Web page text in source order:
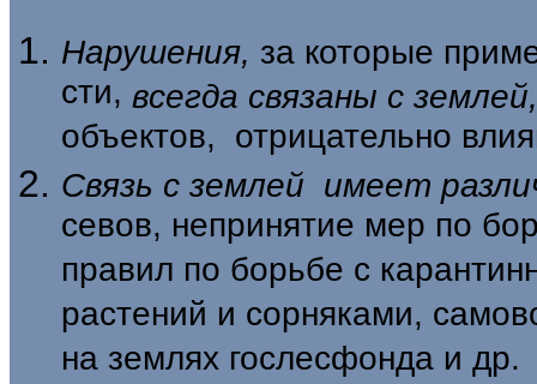
Нарушения, за которые
сти, всегда связаны с
объектов, отри­цательно
Связь с землей имеет
севов, непринятие мер по
правил по борь­бе с
растений и сорняками,
на землях гослесфонда и др.